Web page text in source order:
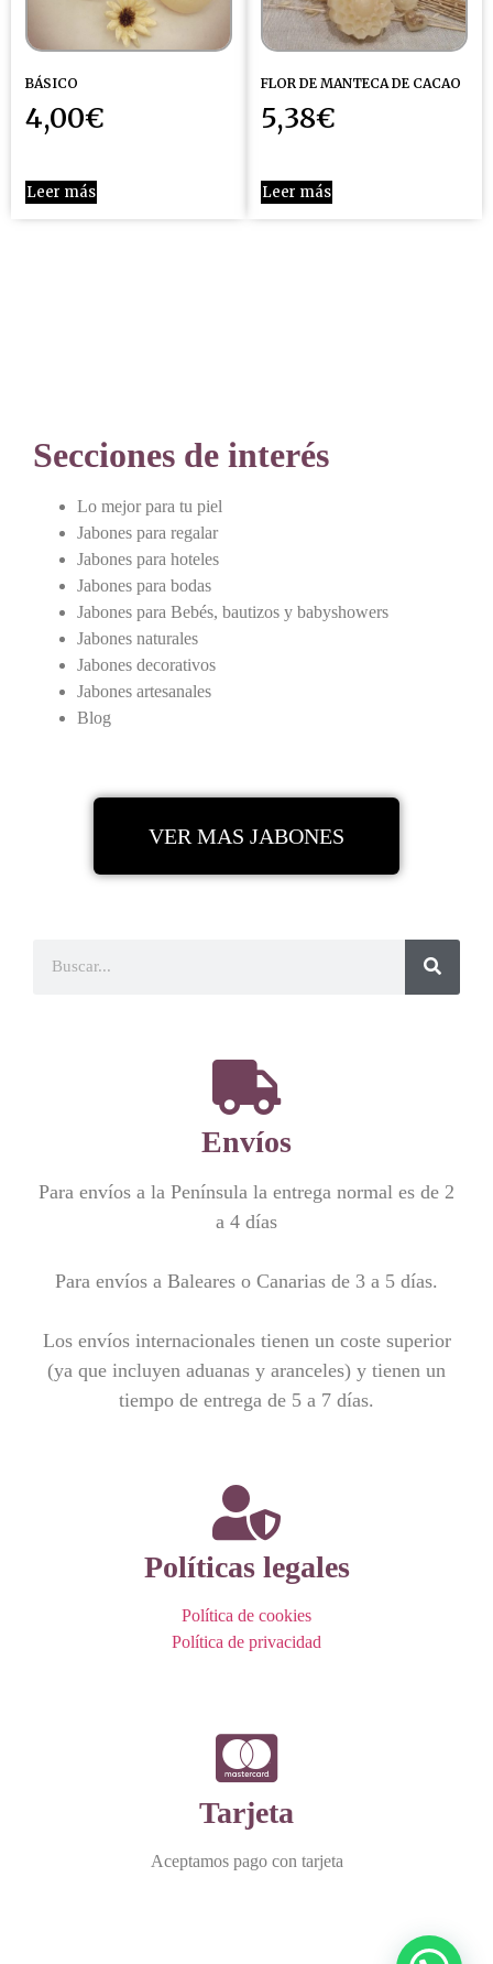
BÁSICO
4,00€
Leer más
FLOR DE MANTECA DE CACAO
5,38€
Leer más
Secciones de interés
Lo mejor para tu piel
Jabones para regalar
Jabones para hoteles
Jabones para bodas
Jabones para Bebés, bautizos y babyshowers
Jabones naturales
Jabones decorativos
Jabones artesanales
Blog
VER MAS JABONES
Envíos
Para envíos a la Península la entrega normal es de 2
a 4 días
Para envíos a Baleares o Canarias de 3 a 5 días.
Los envíos internacionales tienen un coste superior
(ya que incluyen aduanas y aranceles) y tienen un
tiempo de entrega de 5 a 7 días.
Políticas legales
Política de cookies
Política de privacidad
Tarjeta
Aceptamos pago con tarjeta